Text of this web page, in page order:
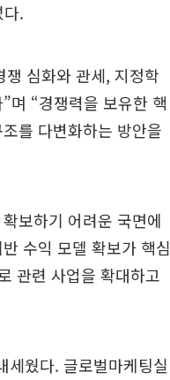
.
심화와 관세, 지정학
며 “경쟁력을 보유한 핵
를 다변화하는 방안을
보하기 어려운 국면에
수익 모델 확보가 핵심
관련 사업을 확대하고
세웠다. 글로벌마케팅실